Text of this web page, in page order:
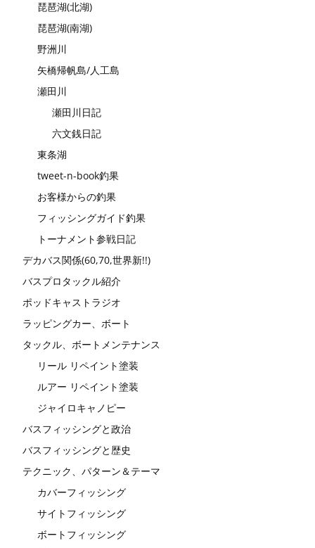
琵琶湖(北湖)
琵琶湖(南湖)
野洲川
矢橋帰帆島/人工島
瀬田川
瀬田川日記
六文銭日記
東条湖
tweet-n-book釣果
お客様からの釣果
フィッシングガイド釣果
トーナメント参戦日記
デカバス関係(60,70,世界新!!)
バスプロタックル紹介
ポッドキャストラジオ
ラッピングカー、ボート
タックル、ボートメンテナンス
リール リペイント塗装
ルアー リペイント塗装
ジャイロキャノピー
バスフィッシングと政治
バスフィッシングと歴史
テクニック、パターン＆テーマ
カバーフィッシング
サイトフィッシング
ボートフィッシング